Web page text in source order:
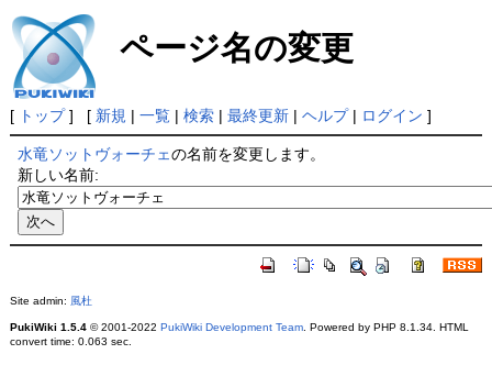
ページ名の変更
[ トップ] [ 新規 | 一覧| 検索| 最終更新| ヘルプ| ログイン ]
水竜ソットヴォーチェの名前を変更します。
新しい名前:
Site admin: 風杜
PukiWiki 1.5.4© 2001-2022 PukiWiki Development Team. Powered by PHP 8.1.34. HTML
convert time: 0.063 sec.